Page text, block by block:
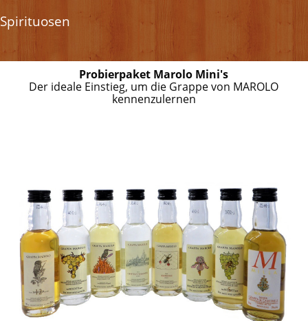
Spirituosen
Probierpaket Marolo Mini's
Der ideale Einstieg, um die Grappe von MAROLO
kennenzulernen